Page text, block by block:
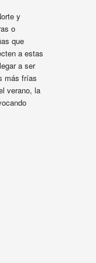
y
o
que
a estas
a ser
más frías
verano, la